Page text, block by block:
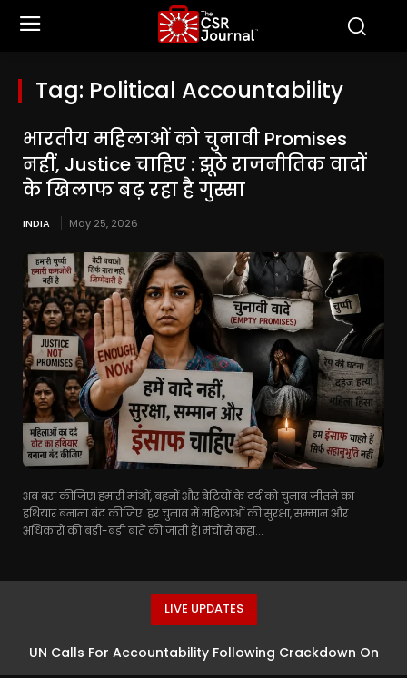
Tag: Political Accountability
भारतीय महिलाओं को चुनावी Promises
नहीं, Justice चाहिए : झूठे राजनीतिक वादों
के खिलाफ बढ़ रहा है गुस्सा
INDIA May 25, 2026
अब बस कीजिए। हमारी मांओं, बहनों और बेटियों के दर्द को चुनाव जीतने का
हथियार बनाना बंद कीजिए। हर चुनाव में महिलाओं की सुरक्षा, सम्मान और
अधिकारों की बड़ी-बड़ी बातें की जाती हैं। मंचों से कहा...
LIVE UPDATES
UN Calls For Accountability Following Crackdown On